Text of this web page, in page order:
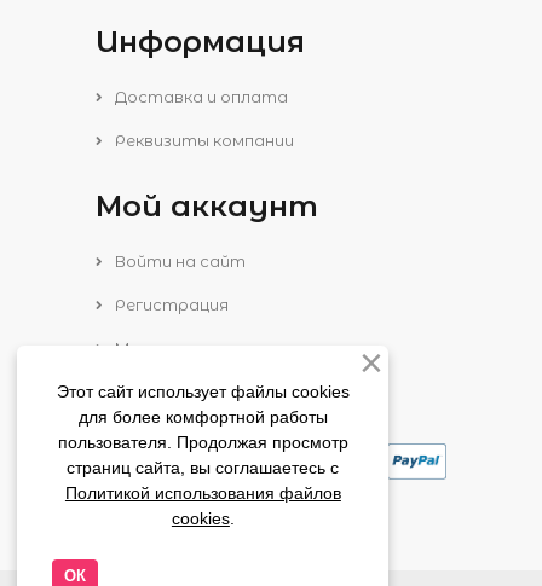
Информация
Доставка и оплата
Реквизиты компании
Мой аккаунт
Войти на сайт
Регистрация
Моя корзина
Список желаний
Этот сайт использует файлы cookies
для более комфортной работы
пользователя. Продолжая просмотр
страниц сайта, вы соглашаетесь с
Политикой использования файлов
cookies.
ОК